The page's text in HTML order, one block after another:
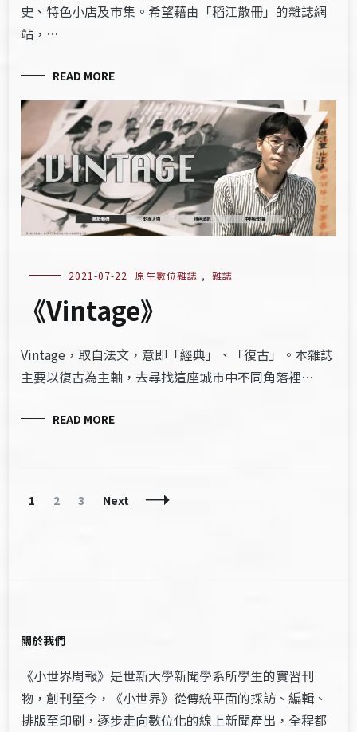
史、特色小店及市集。希望藉由「稻江散冊」的雜誌網
站，…
READ MORE
2021-07-22 原生數位雜誌 , 雜誌
《Vintage》
Vintage，取自法文，意即「經典」、「復古」。本雜誌
主要以復古為主軸，去尋找這座城市中不同角落裡…
READ MORE
Posts
Page
1 Page
2 Page
3 Next
關於我們
《小世界周報》是世新大學新聞學系所學生的實習刊
物，創刊至今，《小世界》從傳統平面的採訪、編輯、
排版至印刷，逐步走向數位化的線上新聞產出，全程都